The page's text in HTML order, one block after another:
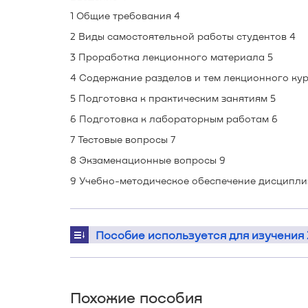
1 Общие требования 4
2 Виды самостоятельной работы студентов 4
3 Проработка лекционного материала 5
4 Содержание разделов и тем лекционного
5 Подготовка к практическим занятиям 5
6 Подготовка к лабораторным работам 6
7 Тестовые вопросы 7
8 Экзаменационные вопросы 9
9 Учебно-методическое обеспечение
Пособие используется для
Похожие пособия